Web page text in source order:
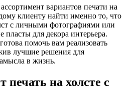
вариантов печати на
клиенту найти именно то, что
с личными фотографиями или
для декора интерьера.
помочь вам реализовать
лучшие решения для
в жизнь.
печать на холсте с